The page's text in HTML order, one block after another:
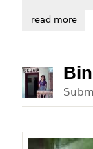
read more